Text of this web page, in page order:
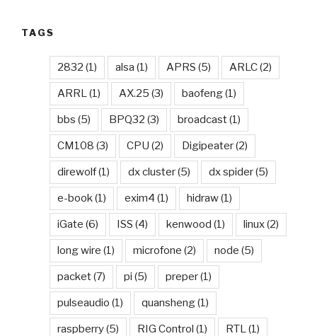
TAGS
2832 (1) alsa (1) APRS (5) ARLC(2)
ARRL(1) AX.25 (3) baofeng(1)
bbs (5) BPQ32 (3) broadcast(1)
CM108 (3) CPU (2) Digipeater(2)
direwolf(1) dx cluster(5) dx spider(5)
e-book(1) exim4 (1) hidraw(1)
iGate (6) ISS (4) kenwood (1) linux(2)
long wire (1) microfone (2) node (5)
packet(7) pi (5) preper(1)
pulseaudio (1) quansheng(1)
raspberry(5) RIG Control (1) RTL(1)